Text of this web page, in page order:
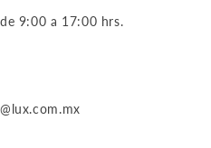
9:00 a 17:00 hrs.